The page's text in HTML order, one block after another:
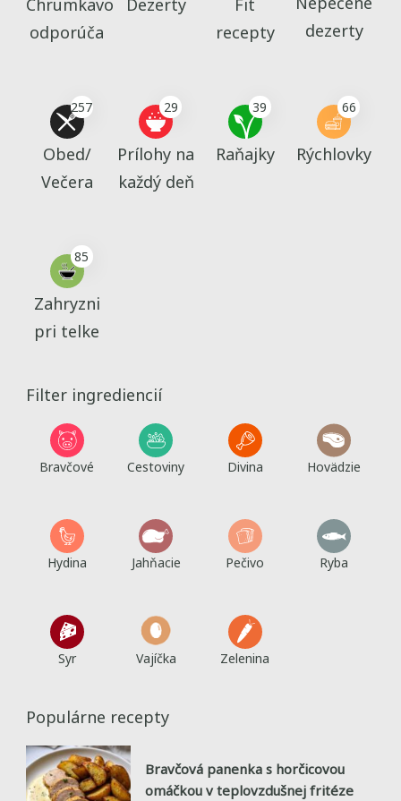
Chrumkavo
odporúča
Dezerty
Fit
recepty
dezerty
257
Obed/
Večera
29
Prílohy na
každý deň
39
Raňajky
66
Rýchlovky
85
Zahryzni
pri telke
Filter ingrediencií
Bravčové Cestoviny Divina Hovädzie
Hydina Jahňacie Pečivo Ryba
Syr Vajíčka Zelenina
Populárne recepty
Bravčová panenka s horčicovou
omáčkou v teplovzdušnej fritéze